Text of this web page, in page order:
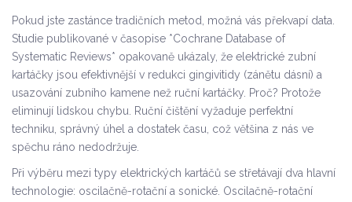
Pokud jste zastánce tradičních metod, možná vás překvapí data.
Studie publikované v časopise *Cochrane Database of
Systematic Reviews* opakovaně ukázaly, že elektrické zubní
kartáčky jsou efektivnější v redukci gingivitidy (zánětu dásní) a
usazování zubního kamene než ruční kartáčky. Proč? Protože
eliminují lidskou chybu. Ruční čištění vyžaduje perfektní
techniku, správný úhel a dostatek času, což většina z nás ve
spěchu ráno nedodržuje.
Při výběru mezi typy elektrických kartáčů se střetávají dva hlavní
technologie: oscilačně-rotační a sonické. Oscilačně-rotační